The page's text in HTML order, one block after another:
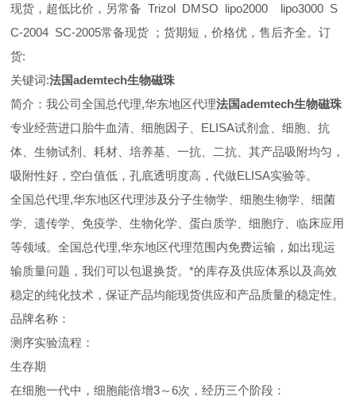
现货，超低比价，另常备 Trizol DMSO lipo2000 lipo3000 S
C-2004 SC-2005常备现货 ；货期短，价格优，售后齐全。订
货:
关键词:法国ademtech生物磁珠
简介：我公司全国总代理,华东地区代理法国ademtech生物磁珠
专业经营进口胎牛血清、细胞因子、ELISA试剂盒、细胞、抗
体、生物试剂、耗材、培养基、一抗、二抗、其产品吸附均匀，
吸附性好，空白值低，孔底透明度高，代做ELISA实验等。
全国总代理,华东地区代理涉及分子生物学、细胞生物学、细菌
学、遗传学、免疫学、生物化学、蛋白质学、细胞疗、临床应用
等领域。全国总代理,华东地区代理范围内免费运输，如出现运
输质量问题，我们可以包退换货。*的库存及供应体系以及高效
稳定的纯化技术，保证产品均能现货供应和产品质量的稳定性。
品牌名称：
测序实验流程：
生存期
在细胞一代中，细胞能倍增3～6次，经历三个阶段：